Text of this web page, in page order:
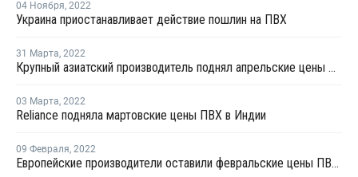
04 Ноября, 2022
Украина приостанавливает действие пошлин на ПВХ
31 Марта, 2022
Крупный азиатский производитель поднял апрельские цены ПВХ для Китая на USD80 за тонну
03 Марта, 2022
Reliance подняла мартовские цены ПВХ в Индии
09 Февраля, 2022
Европейские производители оставили февральские цены ПВХ для рынков стран СНГ на уровне января